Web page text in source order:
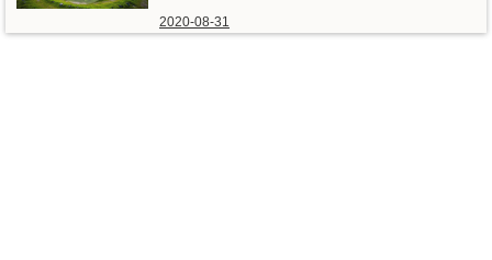
2020-08-31